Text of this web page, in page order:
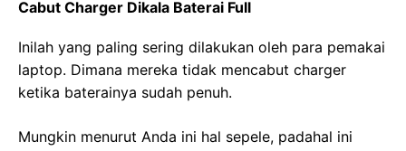
Cabut Charger Dikala Baterai Full
Inilah yang paling sering dilakukan oleh para pemakai
laptop. Dimana mereka tidak mencabut charger
ketika baterainya sudah penuh.
Mungkin menurut Anda ini hal sepele, padahal ini